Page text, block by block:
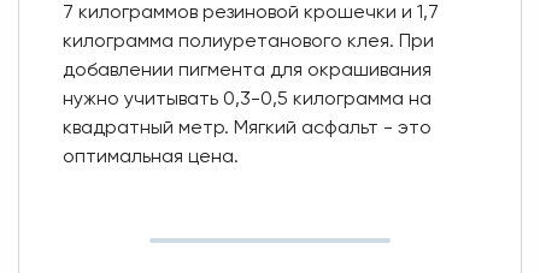
7 килограммов резиновой крошечки и 1,7
килограмма полиуретанового клея. При
добавлении пигмента для окрашивания
нужно учитывать 0,3-0,5 килограмма на
квадратный метр. Мягкий асфальт - это
оптимальная цена.